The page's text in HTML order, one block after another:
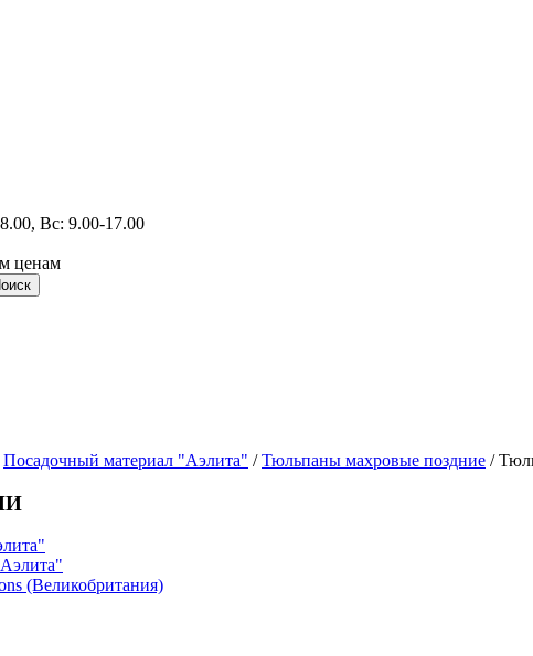
Вс: 9.00-17.00
ценам
Посадочный материал "Аэлита" /Тюльпаны махровые поздние /
(Великобритания)